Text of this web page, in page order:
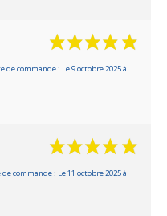
de commande : Le 9 octobre 2025 à
de commande : Le 11 octobre 2025 à